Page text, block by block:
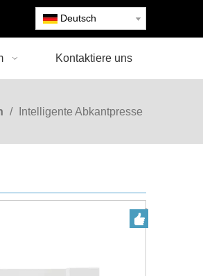
Deutsch
Kontaktiere uns
/ Intelligente Abkantpresse